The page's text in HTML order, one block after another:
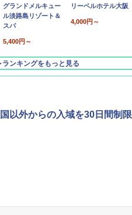
グランドメルキュー
ル淡路島リゾート＆
スパ
5,400円～
リーベルホテル大阪
4,000円～
ランキングをもっと見る
以外からの入域を30日間制限